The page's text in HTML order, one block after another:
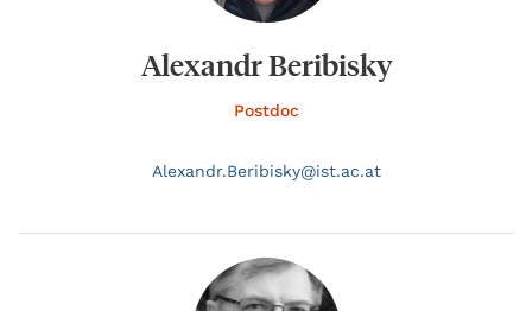
Alexandr Beribisky
Postdoc
Alexandr.Beribisky@ist.ac.at